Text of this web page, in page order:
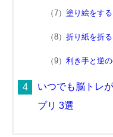
塗り絵をする
折り紙を折る
利き手と逆
いつでも脳トレ
プリ 3選